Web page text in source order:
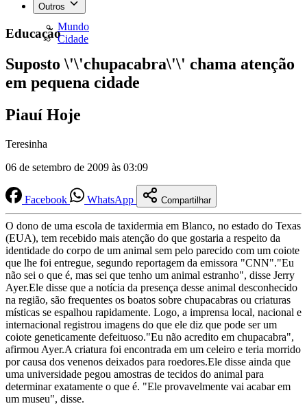
Outros
Mundo
Cidade
Educação
Suposto \'\'chupacabra\'\' chama atenção
em pequena cidade
Piauí Hoje
Teresinha
06 de setembro de 2009 às 03:09
Facebook WhatsApp Compartilhar
O dono de uma escola de taxidermia em Blanco, no estado do Texas
(EUA), tem recebido mais atenção do que gostaria a respeito da
identidade do corpo de um animal sem pelo parecido com um coiote
que lhe foi entregue, segundo reportagem da emissora "CNN"."Eu
não sei o que é, mas sei que tenho um animal estranho", disse Jerry
Ayer.Ele disse que a notícia da presença desse animal desconhecido
na região, são frequentes os boatos sobre chupacabras ou criaturas
místicas se espalhou rapidamente. Logo, a imprensa local, nacional e
internacional registrou imagens do que ele diz que pode ser um
coiote geneticamente defeituoso."Eu não acredito em chupacabra",
afirmou Ayer.A criatura foi encontrada em um celeiro e teria morrido
por causa dos venenos deixados para roedores.Ele disse ainda que
uma universidade pegou amostras de tecidos do animal para
determinar exatamente o que é. "Ele provavelmente vai acabar em
um museu", disse.